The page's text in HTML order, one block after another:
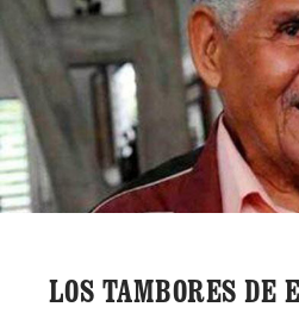
LOS TAMBORES DE